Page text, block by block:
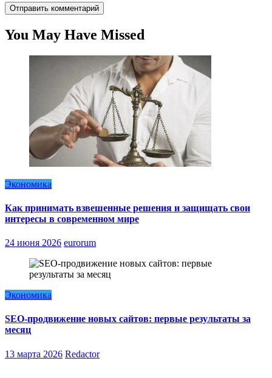
You May Have Missed
Экономика
Как принимать взвешенные решения и защищать свои
интересы в современном мире
24 июня 2026 eurorum
Экономика
SEO-продвижение новых сайтов: первые результаты за
месяц
13 марта 2026 Redactor